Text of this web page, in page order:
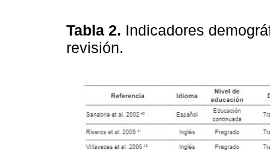
Tabla 2. Indicadores
revisión.